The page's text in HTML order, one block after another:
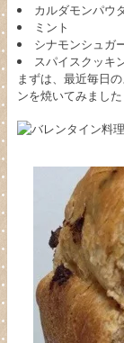
カルダモンパウ
ミント
シナモンシュガ
スパイスクッキ
まずは、最近毎日
ンを焼いてみました